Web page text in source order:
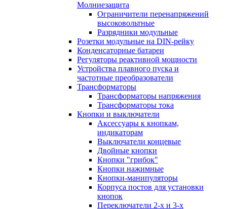
Молниезащита
Ограничители перенапряжений
высоковольтные
Разрядники модульные
Розетки модульные на DIN-рейку
Конденсаторные батареи
Регуляторы реактивной мощности
Устройства плавного пуска и
частотные преобразователи
Трансформаторы
Трансформаторы напряжения
Трансформаторы тока
Кнопки и выключатели
Аксессуары к кнопкам,
индикаторам
Выключатели концевые
Двойные кнопки
Кнопки "грибок"
Кнопки нажимные
Кнопки-манипуляторы
Корпуса постов для установки
кнопок
Переключатели 2-х и 3-х